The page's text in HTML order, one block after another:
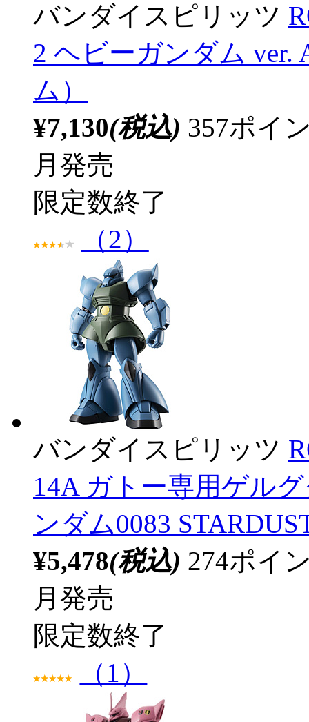
バンダイスピリッツ
2 ヘビーガンダム ver.
ム）
¥7,130(税込) 357ポイ
月発売
限定数終了
（2）
バンダイスピリッツ
14A ガトー専用ゲル
ンダム0083
¥5,478(税込) 274ポイ
月発売
限定数終了
（1）